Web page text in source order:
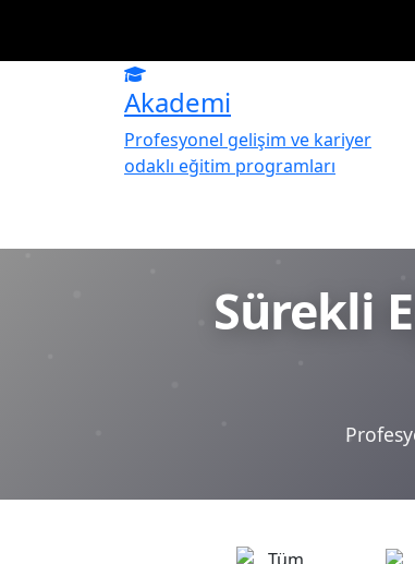
Akademi
Profesyonel gelişim ve kariyer
odaklı eğitim programları
Sürekli